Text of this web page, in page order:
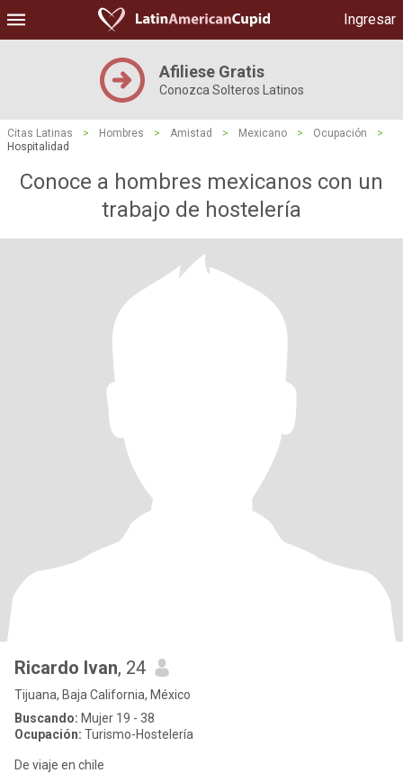
Ingresar
Afiliese Gratis
Conozca Solteros Latinos
Citas Latinas > Hombres > Amistad > Mexicano > Ocupación
>
Hospitalidad
Conoce a hombres mexicanos con un
trabajo de hostelería
Ricardo Ivan, 24
Tijuana, Baja California, México
Buscando: Mujer 19 - 38
Ocupación: Turismo-Hostelería
De viaje en chile